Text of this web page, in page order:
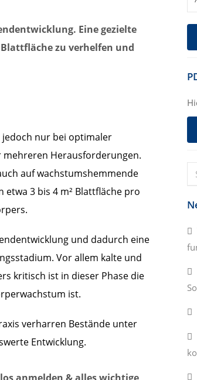
Eine gezielte
zu verhelfen und
jedoch nur bei optimaler
mehreren Herausforderungen.
auf wachstumshemmende
etwa 3 bis 4 m² Blattfläche pro
und dadurch eine
Vor allem kalte und
kritisch ist in dieser Phase die
ist.
verharren Bestände unter
Entwicklung.